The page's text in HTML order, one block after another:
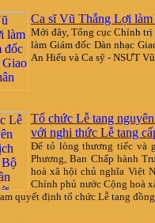
Ca sĩ Vũ Thắng Lợi
Mới đây, Tổng cục Chính trị
làm Giám đốc Dàn nhạc
An Hiếu và Ca sỹ - NSƯT
Tổ chức Lễ tang
với nghi thức Lễ tang
Để tỏ lòng thương tiếc và
Phương, Ban Chấp hành
hoà xã hội chủ nghĩa Việt
Chính phủ nước Cộng hoà
quyết định tổ chức Lễ tang